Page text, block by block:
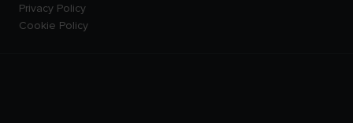
Privacy Policy
Cookie Policy